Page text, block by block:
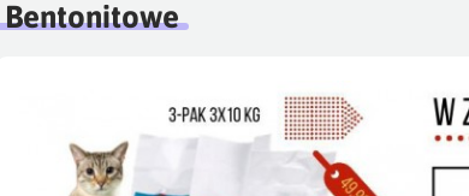
Bentonitowe